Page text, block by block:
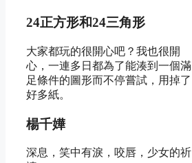
24正方形和24三角形
大家都玩的很開心吧？我也很開
心，一連多日都為了能湊到一個滿
足條件的圖形而不停嘗試，用掉了
好多紙。
楊千嬅
深息，笑中有淚，咬唇，少女的祈